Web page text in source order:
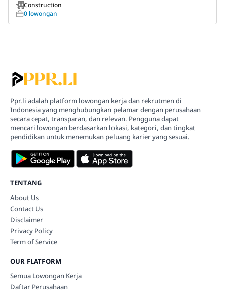
Construction
0 lowongan
Ppr.li adalah platform lowongan kerja dan rekrutmen di
Indonesia yang menghubungkan pelamar dengan perusahaan
secara cepat, transparan, dan relevan. Pengguna dapat
mencari lowongan berdasarkan lokasi, kategori, dan tingkat
pendidikan untuk menemukan peluang karier yang sesuai.
TENTANG
About Us
Contact Us
Disclaimer
Privacy Policy
Term of Service
OUR FLATFORM
Semua Lowongan Kerja
Daftar Perusahaan